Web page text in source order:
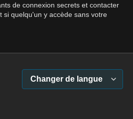
de connexion secrets et contacter
si quelqu'un y accède sans votre
Changer de langue